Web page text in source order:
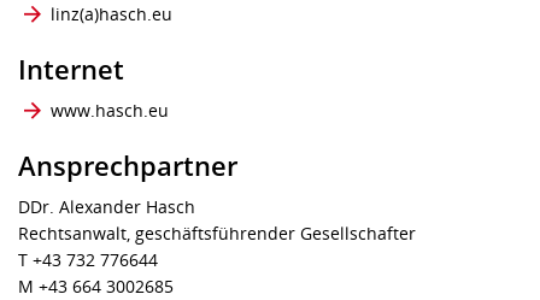
linz​(a)​hasch.eu
Internet
www.hasch.eu
Ansprechpartner
DDr. Alexander Hasch
Rechtsanwalt, geschäftsführender Gesellschafter
T +43 732 776644
M +43 664 3002685